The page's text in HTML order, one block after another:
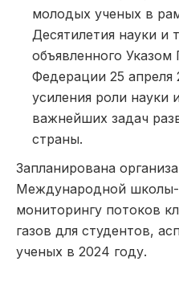
молодых ученых в
Десятилетия науки и
объявленного
Федерации 25 апреля
усиления роли науки
важнейших задач
страны.
Запланирована
Международной школы-
мониторингу потоков
газов для студентов,
ученых в 2024 году.